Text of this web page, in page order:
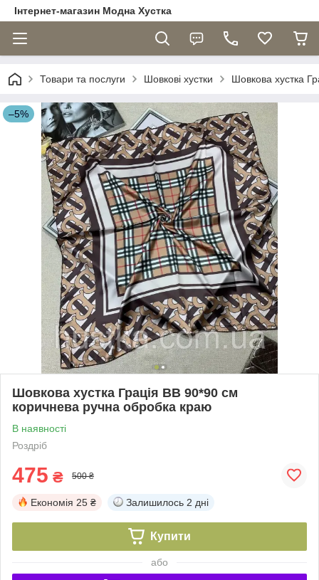
Інтернет-магазин Модна Хустка
Товари та послуги Шовкові хустки Шовкова хустка
–5%
Шовкова хустка Грація BB 90*90 см
коричнева ручна обробка краю
В наявності
Роздріб
475 ₴ 500 ₴
Економія 25 ₴ Залишилось 2 дні
Купити
або